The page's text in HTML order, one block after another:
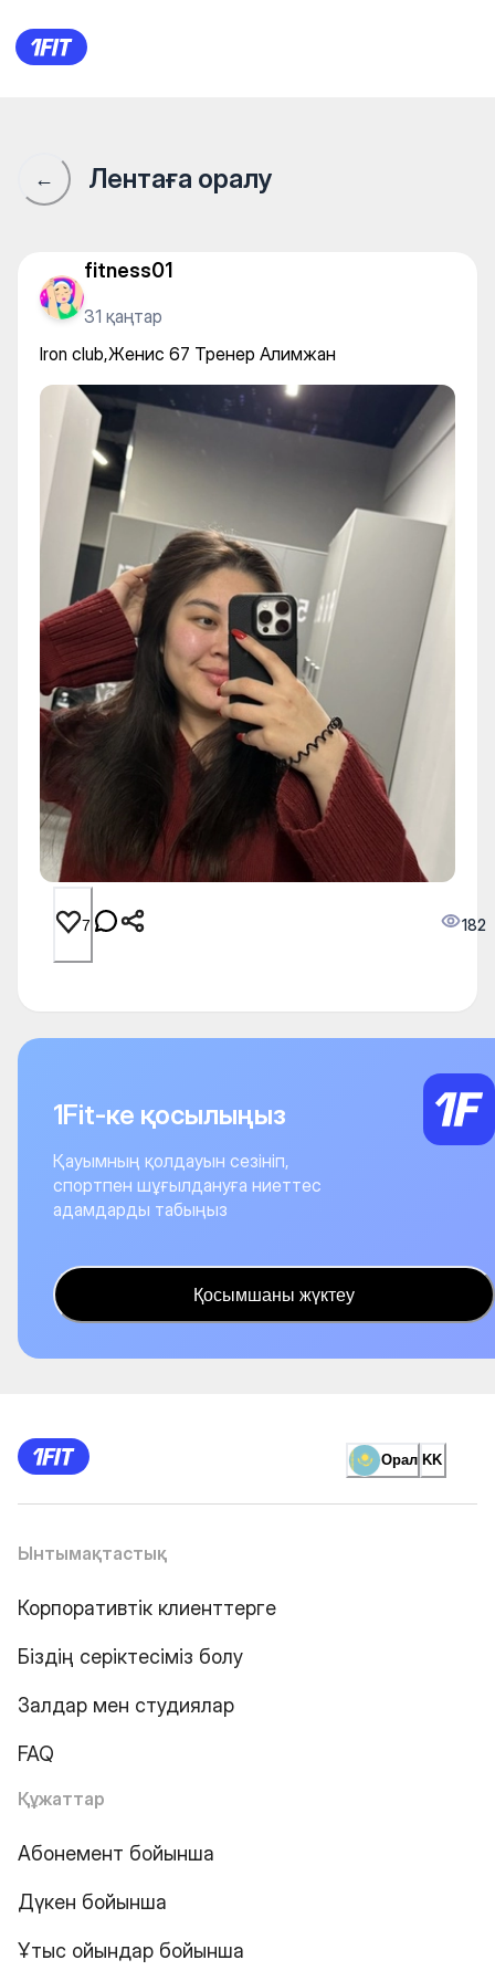
Iron club,Женис 67 Тренер
← Лентаға оралу
fitness01
31 қаңтар
Iron club,Женис 67 Тренер Алимжан
7 182
1Fit-ке қосылыңыз
Қауымның қолдауын сезініп,
спортпен шұғылдануға ниеттес
адамдарды табыңыз
Қосымшаны жүктеу
Орал KK
Ынтымақтастық
Корпоративтік клиенттерге
Біздің серіктесіміз болу
Залдар мен студиялар
FAQ
Құжаттар
Абонемент бойынша
Дүкен бойынша
Ұтыс ойындар бойынша